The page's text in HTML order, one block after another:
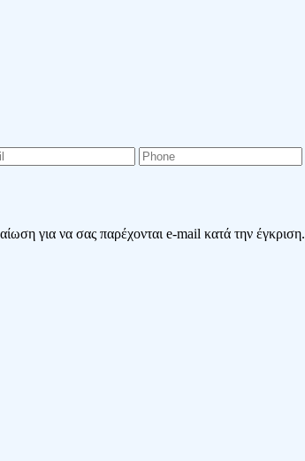
για να σας παρέχονται e-mail κατά την έγκριση.